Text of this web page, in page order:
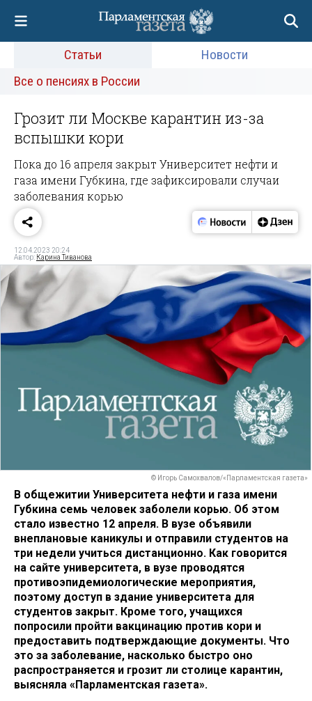
Статьи
Новости
Все о пенсиях в России
Грозит ли Москве карантин из-за
вспышки кори
Пока до 16 апреля закрыт Университет нефти и
газа имени Губкина, где зафиксировали случаи
заболевания корью
12.04.2023 20:24
Автор: Карина Тиванова
© Игорь Самохвалов/«Парламентская газета»
В общежитии Университета нефти и газа имени
Губкина семь человек заболели корью. Об этом
стало известно 12 апреля. В вузе объявили
внеплановые каникулы и отправили студентов на
три недели учиться дистанционно. Как говорится
на сайте университета, в вузе проводятся
противоэпидемиологические мероприятия,
поэтому доступ в здание университета для
студентов закрыт. Кроме того, учащихся
попросили пройти вакцинацию против кори и
предоставить подтверждающие документы. Что
это за заболевание, насколько быстро оно
распространяется и грозит ли столице карантин,
выясняла «Парламентская газета».